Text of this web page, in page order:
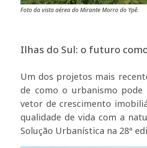
Foto da vista aérea do Mirante Morro do Ypê.
Ilhas do Sul: o futuro
Um dos projetos mais
de como o urbanismo
vetor de crescimento
qualidade de vida com a
Solução Urbanística na 28ª